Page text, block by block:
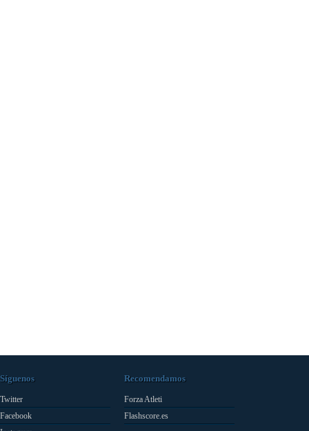
Síguenos
Twitter
Facebook
Recomendamos
Forza Atleti
Flashscore.es